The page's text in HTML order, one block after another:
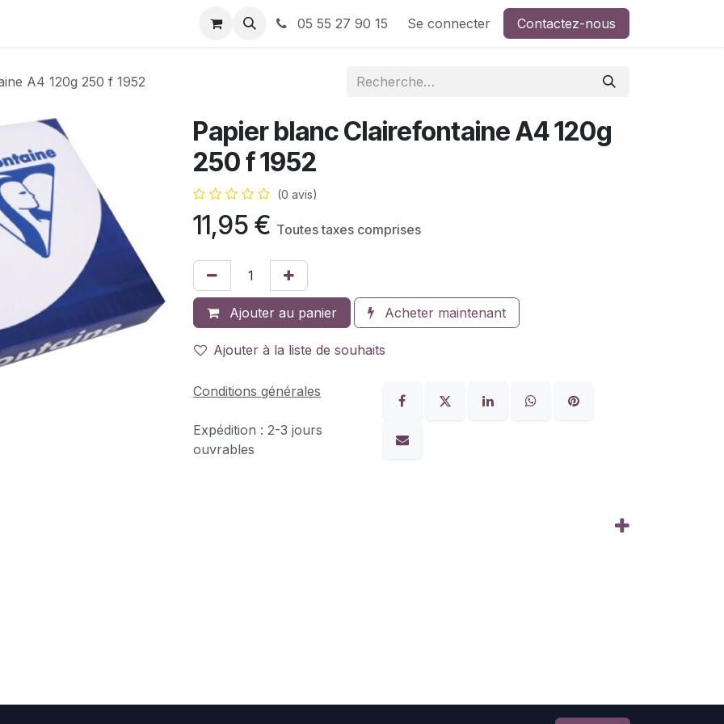
Nos Bons plans 05 55 27 90 15 Se connecter Contactez-nous
A4 120g 250 f 1952
Papier blanc Clairefontaine A4 120g
250 f 1952
(0 avis)
11,95 € Toutes taxes comprises
Ajouter au panier Acheter maintenant
Ajouter à la liste de souhaits
Conditions générales
Expédition : 2-3 jours
ouvrables